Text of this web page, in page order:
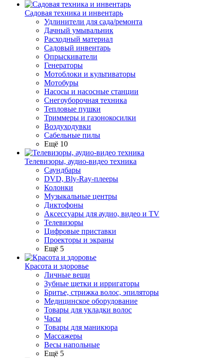
Садовая техника и инвентарь
Удлинители для сада/ремонта
Дачный умывальник
Расходный материал
Садовый инвентарь
Опрыскиватели
Генераторы
Мотоблоки и культиваторы
Мотобуры
Насосы и насосные станции
Снегоуборочная техника
Тепловые пушки
Триммеры и газонокосилки
Воздуходувки
Сабельные пилы
Ещё 10
Телевизоры, аудио-видео техника
Саундбары
DVD, Bly-Ray-плееры
Колонки
Музыкальные центры
Диктофоны
Аксессуары для аудио, видео и TV
Телевизоры
Цифровые приставки
Проекторы и экраны
Ещё 5
Красота и здоровье
Личные вещи
Зубные щетки и ирригаторы
Бритье, стрижка волос, эпиляторы
Медицинское оборудование
Товары для укладки волос
Часы
Товары для маникюра
Массажеры
Весы напольные
Ещё 5